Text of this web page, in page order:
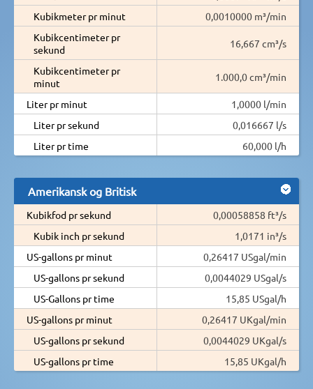
Kubikmeter pr minut
0,0010000 m³/min
Kubikcentimeter pr
sekund
16,667 cm³/s
Kubikcentimeter pr
minut
1.000,0 cm³/min
Liter pr minut
1,0000 l/min
Liter pr sekund
0,016667 l/s
Liter pr time
60,000 l/h
Amerikansk og Britisk
Kubikfod pr sekund
0,00058858 ft³/s
Kubik inch pr sekund
1,0171 in³/s
US-gallons pr minut
0,26417 USgal/min
US-gallons pr sekund
0,0044029 USgal/s
US-Gallons pr time
15,85 USgal/h
US-gallons pr minut
0,26417 UKgal/min
US-gallons pr sekund
0,0044029 UKgal/s
US-gallons pr time
15,85 UKgal/h